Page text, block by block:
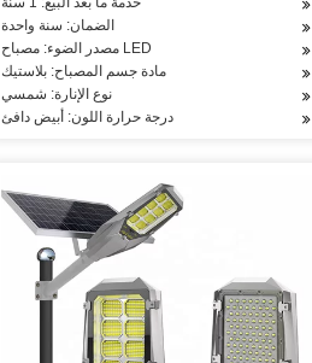
الضمان: سنة واحدة
مصدر الضوء: مصباح LED
مادة جسم المصباح: بلاستيك
نوع الإنارة: شمسي
درجة حرارة اللون: أبيض دافئ